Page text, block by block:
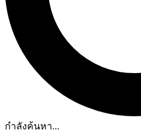
กำลังค้นหา...